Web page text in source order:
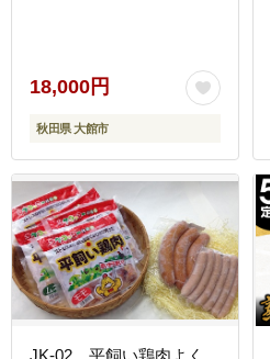
18,000円
秋田県 大館市
JK-02 平飼い鶏肉よく